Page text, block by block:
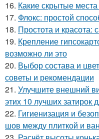
16. Какие скрытые
17. Флокс: простой
18. Простота и
19. Крепление
возможно ли это
20. Выбор состава и
советы и рекомендации
21. Улучшите внешний
этих 10 лучших затирок
22. Гигиенизация и
шов между плиткой и